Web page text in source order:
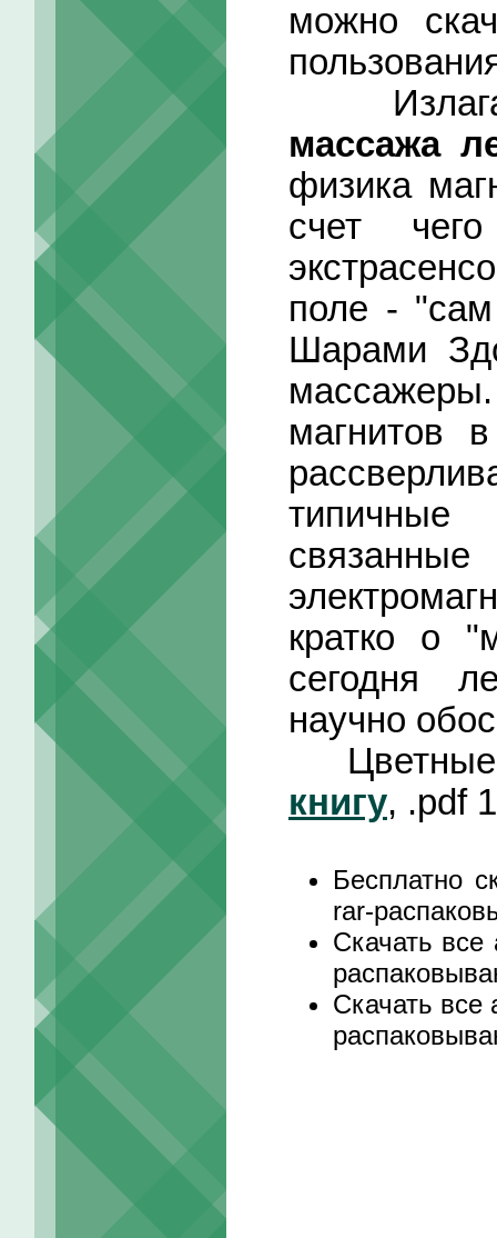
можно
массажа
физика
счет
поле -
Шарами
магнитов
кратко о
сегодня
научно
книгу, .pdf
Бесплатно
rar-
Скачать все
Скачать все